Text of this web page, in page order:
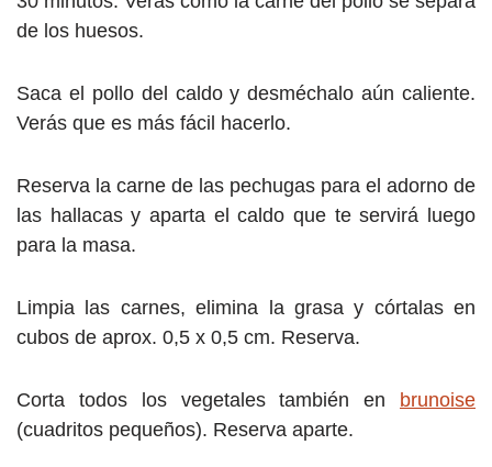
de los huesos.
Saca el pollo del caldo y desméchalo aún caliente.
Verás que es más fácil hacerlo.
Reserva la carne de las pechugas para el adorno de
las hallacas y aparta el caldo que te servirá luego
para la masa.
Limpia las carnes, elimina la grasa y córtalas en
cubos de aprox. 0,5 x 0,5 cm. Reserva.
Corta todos los vegetales también en brunoise
(cuadritos pequeños). Reserva aparte.